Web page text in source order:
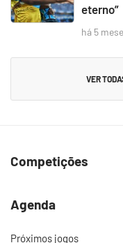
eterno”
há 5
VER
Competições
Agenda
Próximos jogos